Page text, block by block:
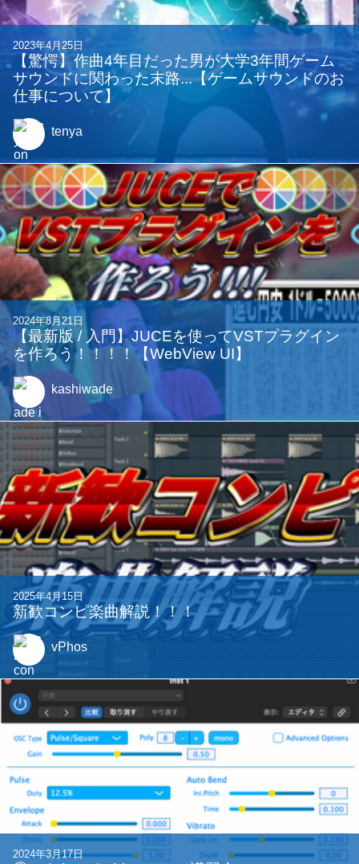
2025年9月15日
traPでの一年半を振り返る〜全班所属の体験記
(?)〜
gurukun41
2023年4月25日
【驚愕】作曲4年目だった男が大学3年間ゲーム
サウンドに関わった末路...【ゲームサウンドのお
仕事について】
tenya
2024年8月21日
【最新版 / 入門】JUCEを使ってVSTプラグイン
を作ろう！！！！【WebView UI】
kashiwade